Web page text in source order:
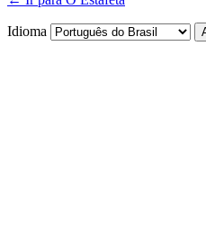
Idioma